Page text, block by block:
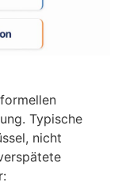
Typische
nicht